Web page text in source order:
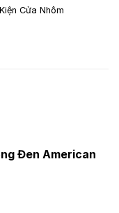
Cửa Nhôm
Đen American